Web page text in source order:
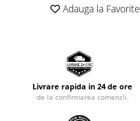
Adauga la Favorite
Livrare rapida in 24 de ore
de la confirmarea comenzii.